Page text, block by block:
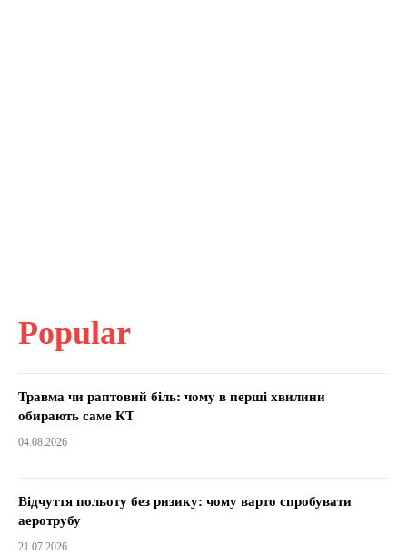
Popular
Травма чи раптовий біль: чому в перші хвилини
обирають саме КТ
04.08.2026
Відчуття польоту без ризику: чому варто спробувати
аеротрубу
21.07.2026